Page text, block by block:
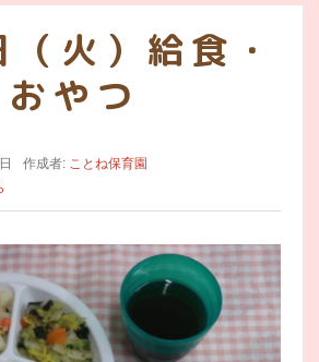
火）給食・
おやつ
作成者: ことね保育園